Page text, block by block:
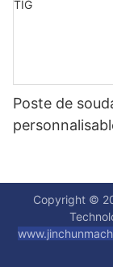
Poste de
Copyright ©